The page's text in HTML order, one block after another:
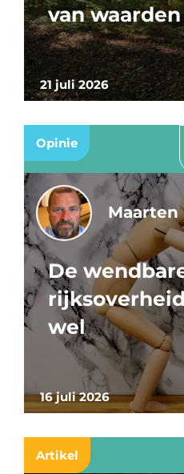
21 juli 2026
van waarden
Opinie
16 juli 2026
Maarten
De
wel
Artikel